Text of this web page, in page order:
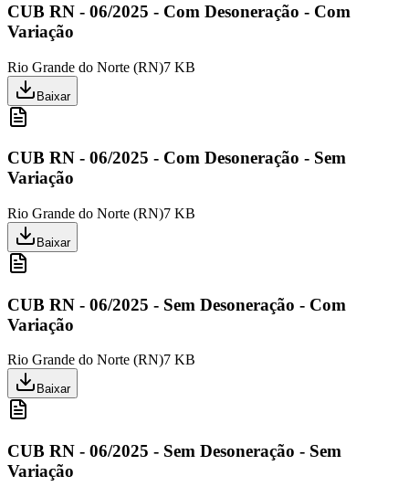
CUB RN - 06/2025 - Com Desoneração - Com
Variação
Rio Grande do Norte (RN)7 KB
Baixar
CUB RN - 06/2025 - Com Desoneração - Sem
Variação
Rio Grande do Norte (RN)7 KB
Baixar
CUB RN - 06/2025 - Sem Desoneração - Com
Variação
Rio Grande do Norte (RN)7 KB
Baixar
CUB RN - 06/2025 - Sem Desoneração - Sem
Variação